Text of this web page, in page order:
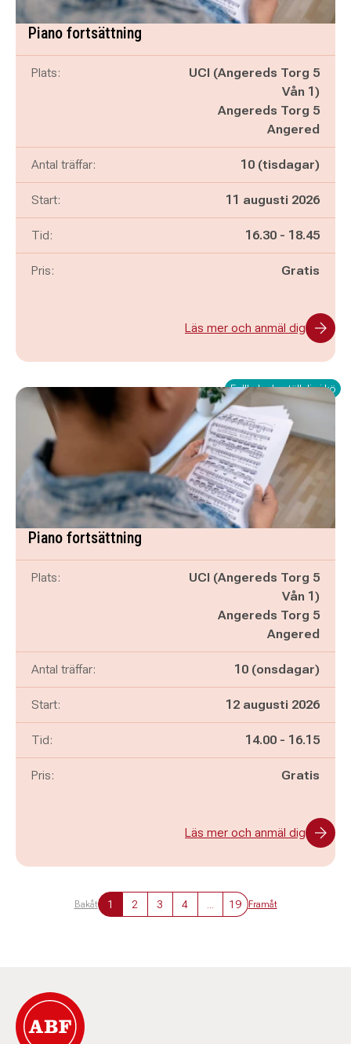
Piano fortsättning
Plats:
UCI (Angereds Torg 5
Vån 1)
Angereds Torg 5
Angered
Antal träffar: 10 (tisdagar)
Start: 11 augusti 2026
Tid: Pågår mellan
16.30 - och
18.45
Pris: Gratis
Läs mer och anmäl dig
Fullbokad - ställ dig i kö
Piano fortsättning
Plats:
UCI (Angereds Torg 5
Vån 1)
Angereds Torg 5
Angered
Antal träffar: 10 (onsdagar)
Start: 12 augusti 2026
Tid: Pågår mellan
14.00 - och
16.15
Pris: Gratis
Läs mer och anmäl dig
Bakåt 1 2 3 4 19 Framåt